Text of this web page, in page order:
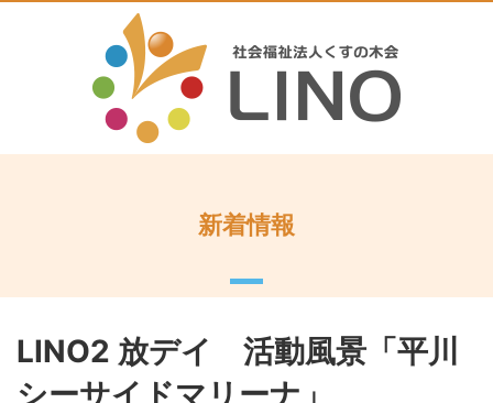
新着情報
LINO2 放デイ 活動風景「平川
シーサイドマリーナ」